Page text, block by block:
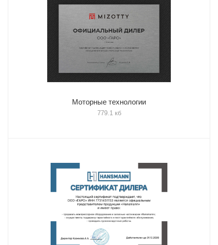
Моторные технологии
779.1 кб